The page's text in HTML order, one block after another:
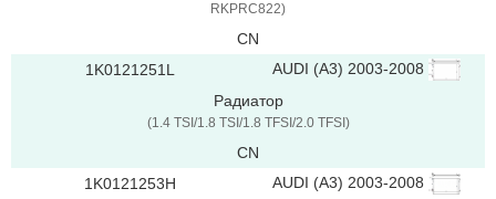
RKPRC822)
CN
1K0121251L
AUDI (A3) 2003-2008
Радиатор
(1.4 TSI/1.8 TSI/1.8 TFSI/2.0 TFSI)
CN
1K0121253H
AUDI (A3) 2003-2008